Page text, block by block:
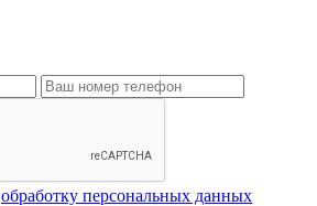
обработку персональных данных